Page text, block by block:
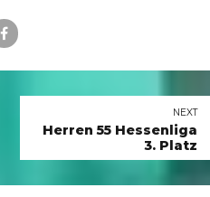
NEXT
Herren 55 Hessenliga
3. Platz